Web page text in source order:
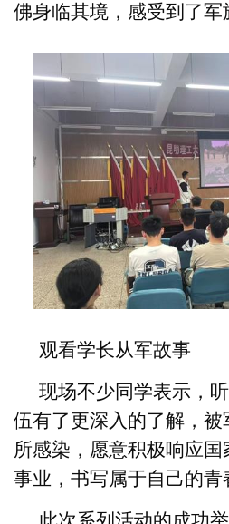
佛身临其境，感受到了军
观看学长从军故事
现场不少同学表示，
伍有了更深入的了解，被
所感染，愿意积极响应
事业，书写属于自己的青